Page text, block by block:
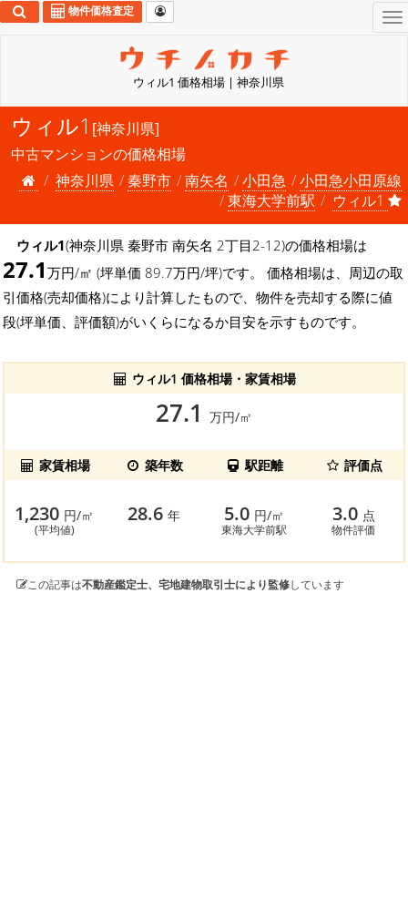
ウィル1 価格相場 | 神奈川県
物件価格査定
ウィル1 [神奈川県]
中古マンションの価格相場
神奈川県
秦野市 南矢名 小田急
小田急小田原線
東海大学前駅
ウィル1
ウィル1(神奈川県 秦野市 南矢名 2丁目2-12)の価格相場は
27.1 万円/㎡ (坪単価 89.7万円/坪)です。 価格相場は、周辺の取
引価格(売却価格)により計算したもので、物件を売却する際に値
段(坪単価、評価額)がいくらになるか目安を示すものです。
ウィル1 価格相場・家賃相場
27.1 万円/㎡
家賃相場 築年数 駅距離 評価点
1,230 円/㎡
(平均値)
28.6年 5.0 円/㎡
東海大学前駅
3.0 点
物件評価
この記事は不動産鑑定士、宅地建物取引士により監修しています